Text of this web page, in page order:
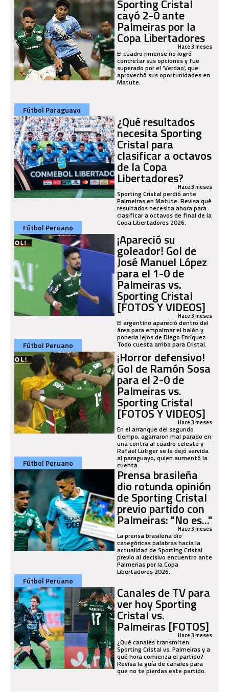
Sporting Cristal
cayó 2-0 ante
Palmeiras por la
Copa Libertadores
Hace 3 meses
El cuadro rimense no logró
concretar sus opciones y fue
superado por el ‘Verdao’, que
aprovechó sus oportunidades en
Matute.
Fútbol Paraguayo
¿Qué resultados
necesita Sporting
Cristal para
clasificar a octavos
de la Copa
Libertadores?Hace 3 meses
Sporting Cristal perdió ante
Palmeiras en Matute. Revisa qué
resultados necesita ahora para
clasificar a octavos de final de la
Copa Libertadores 2026.
Fútbol Peruano
¡Apareció su
goleador! Gol de
José Manuel López
para el 1-0 de
Palmeiras vs.
Sporting Cristal
[FOTOS Y VIDEOS]
Hace 3 meses
El argentino apareció dentro del
área para empalmar el balón y
ponerla lejos de Diego Enríquez.
Todo cuesta arriba para Cristal.
Fútbol Peruano
¡Horror defensivo!
Gol de Ramón Sosa
para el 2-0 de
Palmeiras vs.
Sporting Cristal
[FOTOS Y VIDEOS]
Hace 3 meses
En el arranque del segundo
tiempo, agarraron mal parado en
una contra al cuadro celeste y
Rafael Lutiger se la dejó servida
al paraguayo, quien aumentó la
cuenta.
Fútbol Peruano
Prensa brasileña
dio rotunda opinión
de Sporting Cristal
previo partido con
Palmeiras: "No es..."
Hace 3 meses
La prensa brasileña dio
categóricas palabras hacia la
actualidad de Sporting Cristal
previo al decisivo encuentro ante
Palmerias por la Copa
Libertadores 2026.
Fútbol Peruano
Canales de TV para
ver hoy Sporting
Cristal vs.
Palmeiras [FOTOS]
Hace 3 meses
¿Qué canales transmiten
Sporting Cristal vs. Palmeiras y a
qué hora comienza el partido?
Revisa la guía de canales para
que no te pierdas este partido.